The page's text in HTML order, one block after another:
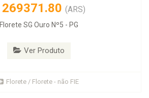
269371.80 (ARS)
Florete SG Ouro Nº5 - PG
Ver Produto
Florete / Florete - não FIE